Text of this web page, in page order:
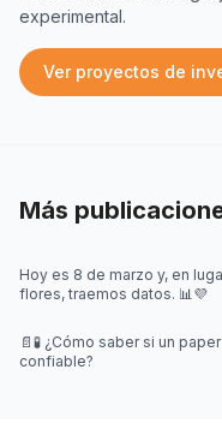
experimental.
Ver proyectos de
Más
Hoy es 8 de marzo y, en
flores, traemos datos. 📊💜
📄🧪 ¿Cómo saber si un
confiable?